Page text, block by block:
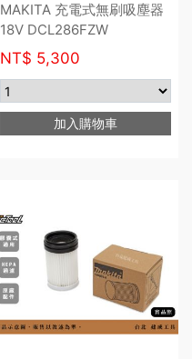
MAKITA 充電式無刷吸塵器
18V DCL286FZW
NT$ 5,300
加入購物車